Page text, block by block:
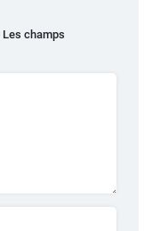
Les champs